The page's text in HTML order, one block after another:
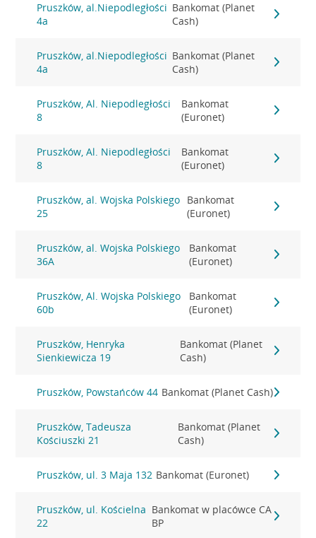
Pruszków, al.Niepodległości
4a
Bankomat (Planet
Cash)
Pruszków, al.Niepodległości
4a
Bankomat (Planet
Cash)
Pruszków, Al. Niepodległości
8
Bankomat
(Euronet)
Pruszków, Al. Niepodległości
8
Bankomat
(Euronet)
Pruszków, al. Wojska Polskiego
25
Bankomat
(Euronet)
Pruszków, al. Wojska Polskiego
36A
Bankomat
(Euronet)
Pruszków, Al. Wojska Polskiego
60b
Bankomat
(Euronet)
Pruszków, Henryka
Sienkiewicza 19
Bankomat (Planet
Cash)
Pruszków, Powstańców 44 Bankomat (Planet Cash)
Pruszków, Tadeusza
Kościuszki 21
Bankomat (Planet
Cash)
Pruszków, ul. 3 Maja 132 Bankomat (Euronet)
Pruszków, ul. Kościelna
22
Bankomat w placówce CA
BP